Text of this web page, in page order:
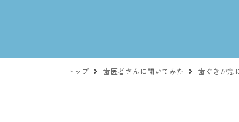
トップ 歯医者さんに聞いてみた 歯ぐきが急